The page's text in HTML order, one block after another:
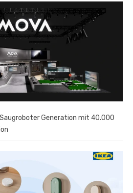
Saugroboter Generation mit 40.000